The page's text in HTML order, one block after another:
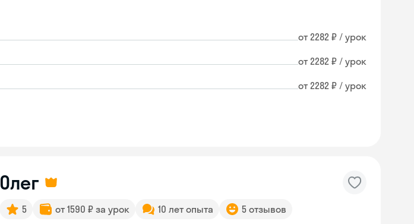
от 2282 ₽ / урок
от 2282 ₽ / урок
от 2282 ₽ / урок
Олег
5 от 1590 ₽ за урок 10 лет опыта 5 отзывов